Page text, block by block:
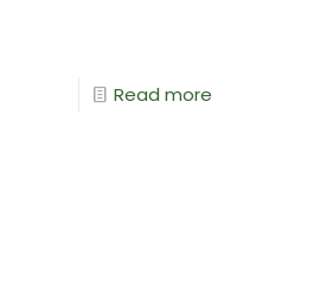
Read more